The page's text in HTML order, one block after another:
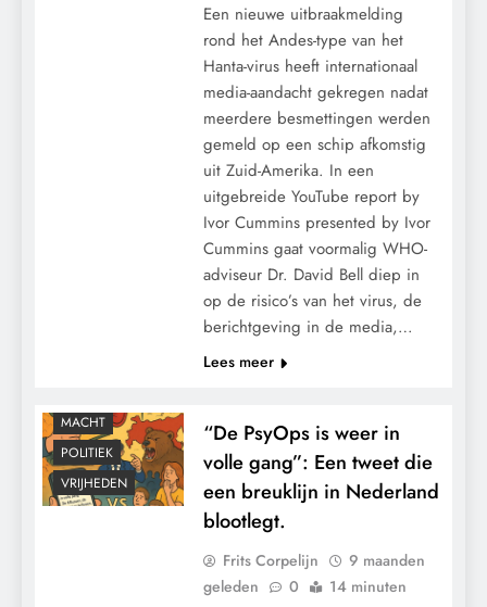
Een nieuwe uitbraakmelding
rond het Andes-type van het
Hanta-virus heeft internationaal
media-aandacht gekregen nadat
meerdere besmettingen werden
gemeld op een schip afkomstig
uit Zuid-Amerika. In een
uitgebreide YouTube report by
Ivor Cummins presented by Ivor
Cummins gaat voormalig WHO-
adviseur Dr. David Bell diep in
op de risico’s van het virus, de
berichtgeving in de media,…
Lees meer
MACHT
POLITIEK
VRIJHEDEN
“De PsyOps is weer in
volle gang”: Een tweet die
een breuklijn in Nederland
blootlegt.
Frits Corpelijn
9 maanden
geleden
0 14 minuten